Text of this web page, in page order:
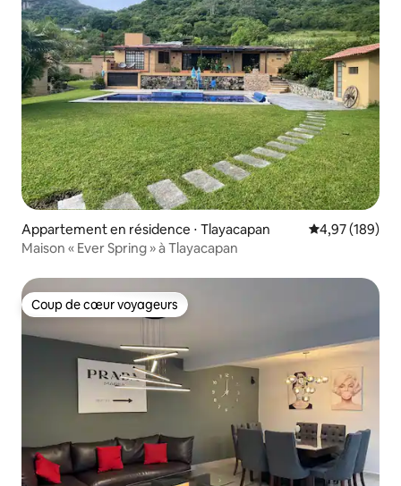
Appartement en résidence ⋅ Tlayacapan Évaluation
4,97 (189)
Maison « Ever Spring » à Tlayacapan
Coup de cœur voyageurs
Coup de cœur voyageurs